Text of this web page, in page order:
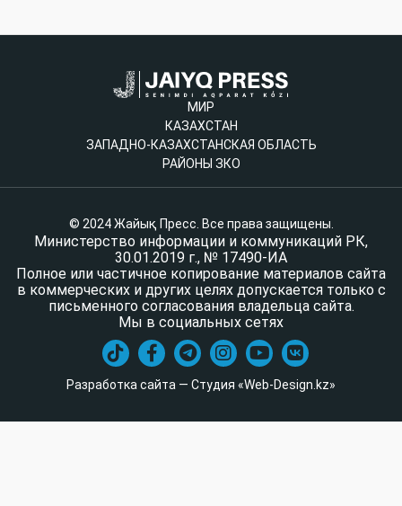
МИР
КАЗАХСТАН
ЗАПАДНО-КАЗАХСТАНСКАЯ ОБЛАСТЬ
РАЙОНЫ ЗКО
© 2024 Жайық Пресс. Все права защищены.
Министерство информации и коммуникаций РК,
30.01.2019 г., № 17490-ИА
Полное или частичное копирование материалов сайта
в коммерческих и других целях допускается только с
письменного согласования владельца сайта.
Мы в социальных сетях
Разработка сайта — Студия «Web-Design.kz»